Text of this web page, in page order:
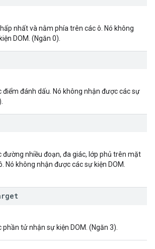
nhất và nằm phía trên các ô. Nó không
DOM. (Ngăn 0).
điểm đánh dấu. Nó không nhận được các sự
đường nhiều đoạn, đa giác, lớp phủ trên mặt
Nó không nhận được các sự kiện DOM.
phần tử nhận sự kiện DOM. (Ngăn 3).